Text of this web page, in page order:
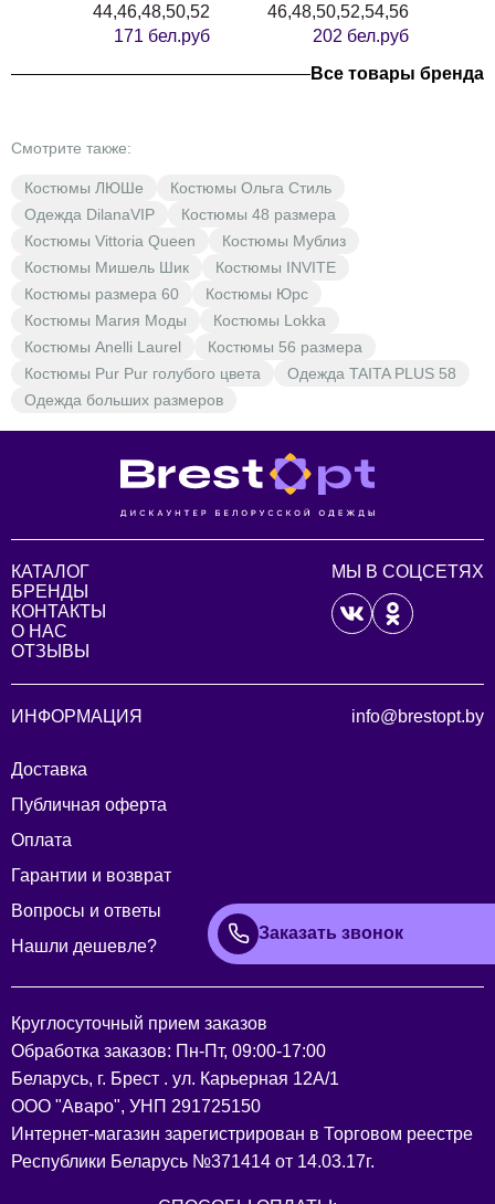
44,46,48,50,52
171 бел.руб
46,48,50,52,54,56
202 бел.руб
Все товары бренда
Смотрите также:
Костюмы ЛЮШе
Костюмы Ольга Стиль
Одежда DilanaVIP
Костюмы 48 размера
Костюмы Vittoria Queen
Костюмы Мублиз
Костюмы Мишель Шик
Костюмы INVITE
Костюмы размера 60
Костюмы Юрс
Костюмы Магия Моды
Костюмы Lokka
Костюмы Anelli Laurel
Костюмы 56 размера
Костюмы Pur Pur голубого цвета
Одежда TAITA PLUS 58
Одежда больших размеров
КАТАЛОГ
БРЕНДЫ
КОНТАКТЫ
О НАС
ОТЗЫВЫ
МЫ В СОЦСЕТЯХ
ИНФОРМАЦИЯ
Доставка
Публичная оферта
Оплата
Гарантии и возврат
Вопросы и ответы
Нашли дешевле?
info@brestopt.by
Заказать звонок
Круглосуточный прием заказов
Обработка заказов: Пн-Пт, 09:00-17:00
Беларусь, г. Брест . ул. Карьерная 12А/1
ООО "Аваро", УНП 291725150
Интернет-магазин зарегистрирован в Торговом реестре
Республики Беларусь №371414 от 14.03.17г.